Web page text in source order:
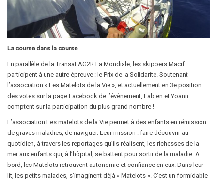
La course dans la course
En parallèle de la Transat AG2R La Mondiale, les skippers Macif
participent à une autre épreuve : le Prix de la Solidarité. Soutenant
l’association « Les Matelots de la Vie », et actuellement en 3e position
des votes sur la page Facebook de l’évènement, Fabien et Yoann
comptent sur la participation du plus grand nombre !
L’association Les matelots de la Vie permet à des enfants en rémission
de graves maladies, de naviguer. Leur mission : faire découvrir au
quotidien, à travers les reportages qu’ils réalisent, les richesses de la
mer aux enfants qui, à l’hôpital, se battent pour sortir de la maladie. A
bord, les Matelots retrouvent autonomie et confiance en eux. Dans leur
lit, les petits malades, s’imaginent déjà « Matelots ». C’est un formidable